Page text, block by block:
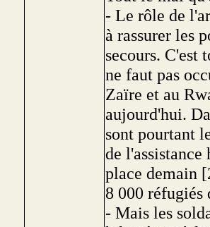
- Le rôle de
à rassurer les
secours. C'est
ne faut pas
Zaïre et au
aujourd'hui.
sont pourtant
de
place demain
8 000 réfugiés
- Mais les